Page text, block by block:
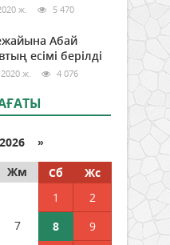
ж. 5 470
Абай
есімі берілді
ж. 4 076
»
Жм Сб
Жс
1
2
7 8
9